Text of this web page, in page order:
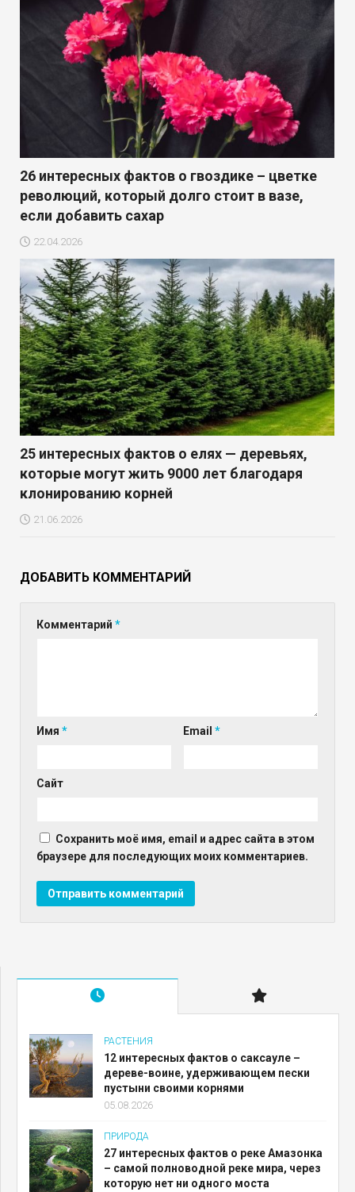
26 интересных фактов о гвоздике – цветке
революций, который долго стоит в вазе,
если добавить сахар
22.04.2026
25 интересных фактов о елях — деревьях,
которые могут жить 9000 лет благодаря
клонированию корней
21.06.2026
ДОБАВИТЬ КОММЕНТАРИЙ
Комментарий *
Имя * Email*
Сайт
Сохранить моё имя, email и адрес сайта в этом
браузере для последующих моих комментариев.
РАСТЕНИЯ
12 интересных фактов о саксауле –
дереве-воине, удерживающем пески
пустыни своими корнями
05.08.2026
ПРИРОДА
27 интересных фактов о реке Амазонка
– самой полноводной реке мира, через
которую нет ни одного моста